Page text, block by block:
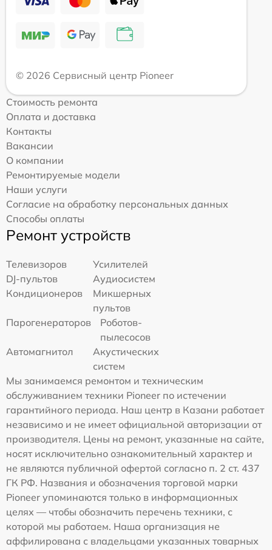
© 2026 Сервисный центр Pioneer
Стоимость ремонта
Оплата и доставка
Контакты
Вакансии
О компании
Ремонтируемые модели
Наши услуги
Согласие на обработку персональных данных
Способы оплаты
Ремонт устройств
Телевизоров
Усилителей
DJ-пультов
Аудиосистем
Кондиционеров
Микшерных
пультов
Парогенераторов
Роботов-
пылесосов
Автомагнитол
Акустических
систем
Мы занимаемся ремонтом и техническим
обслуживанием техники Pioneer по истечении
гарантийного периода. Наш центр в Казани работает
независимо и не имеет официальной авторизации от
производителя. Цены на ремонт, указанные на сайте,
носят исключительно ознакомительный характер и
не являются публичной офертой согласно п. 2 ст. 437
ГК РФ. Названия и обозначения торговой марки
Pioneer упоминаются только в информационных
целях — чтобы обозначить перечень техники, с
которой мы работаем. Наша организация не
аффилирована с владельцами указанных товарных